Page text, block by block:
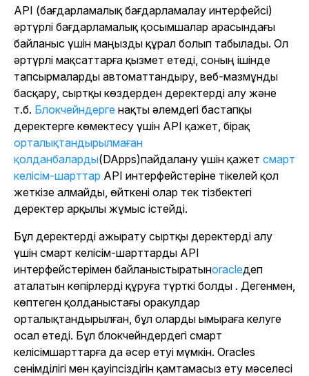
API (бағдарламалық бағдарламалау интерфейсі)
әртүрлі бағдарламалық қосымшалар арасындағы
байланыс үшін маңызды құрал болып табылады. Ол
әртүрлі мақсаттарға қызмет етеді, соның ішінде
тапсырмаларды автоматтандыру, веб-мазмұнды
басқару, сыртқы көздерден деректерді алу және
т.б. Блокчейндерге нақты әлемдегі бастапқы
деректерге көмектесу үшін API қажет, бірақ
орталықтандырылмаған
қолданбаларды(DApps)пайдалану үшін қажет смарт
келісім-шарттар API интерфейстеріне тікелей қол
жеткізе алмайды, өйткені олар тек тізбектегі
деректер арқылы жұмыс істейді.
Бұл деректерді ажырату сыртқы деректерді алу
үшін смарт келісім-шарттарды API
интерфейстерімен байланыстыратынoracleдеп
аталатын көпірлерді құруға түрткі болды . Дегенмен,
көптеген қолданыстағы оракулдар
орталықтандырылған, бұл оларды ымыраға келуге
осал етеді. Бұл блокчейндердегі смарт
келісімшарттарға да әсер етуі мүмкін. Oracles
сенімділігі мен қауіпсіздігін қамтамасыз ету мәселесі